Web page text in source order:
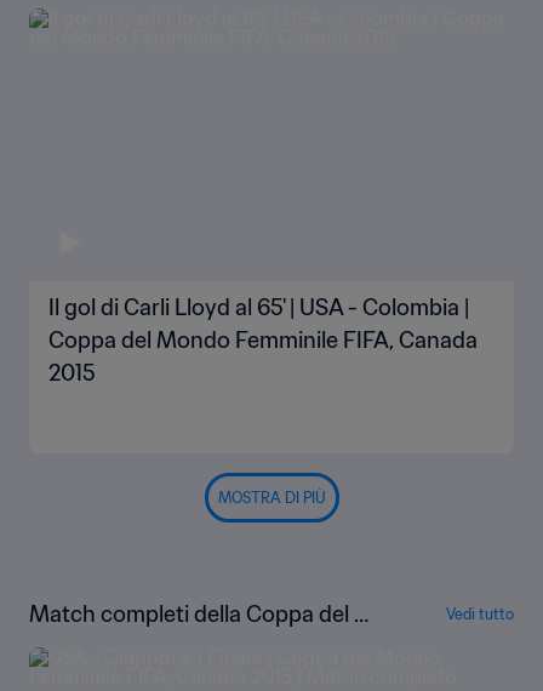
Il gol di Carli Lloyd al 65' | USA - Colombia |
Coppa del Mondo Femminile FIFA, Canada
2015
MOSTRA DI PIÙ
Match completi della Coppa del Mo
ndo femminile FIFA Canada 2015
Vedi tutto